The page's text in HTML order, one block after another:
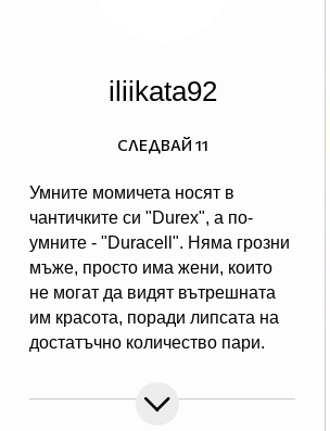
iliikata92
Умните момичета носят в
чантичките си "Durex", а по-
умните - "Duracell". Няма грозни
мъже, просто има жени, които
не могат да видят вътрешната
им красота, поради липсата на
достатъчно количество пари.
СЛЕДВАЙ 11